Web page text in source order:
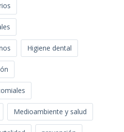
Higiene dental
Medioambiente y salud